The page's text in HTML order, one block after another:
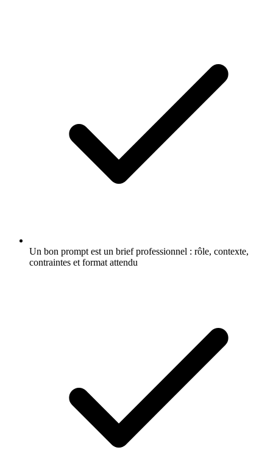
Un bon prompt est un brief professionnel : rôle, contexte,
contraintes et format attendu